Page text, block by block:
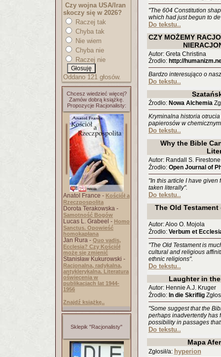
Czy wojna USA/Iran
skoczy się w 2026?
Raczej tak
Chyba tak
Nie wiem
Chyba nie
Raczej nie
Oddano 121 głosów.
Chcesz wiedzieć więcej?
Zamów dobrą książkę.
Propozycje Racjonalisty:
Anatol France - Kościół a
Rzeczpospolita
Dorota Terakowska -
Samotność Bogów
Lucas L. Grabeel - Homo
Sanctus. Opowieść
homokapłana
Jan Rura - Quo vadis,
Ecclesia? Czy Kościół
może się zmienić
Stanisław Kukurowski -
Racjonalna, radykalna,
antyklerykalna. Literatura
oświecenia w
publikacjach lat 1944-
1956
Znajdź książkę..
Sklepik "Racjonalisty"
"The 604 Constitution
which had just begun to
Do tekstu..
CZY MOŻEMY
Autor: Greta Christina
Źrodło: http://
Bardzo interesująco o
Do tekstu..
Źrodło: Nowa Alchemia
Kryminalna historia
papierosów w
Do tekstu..
Why the Bible
Autor: Randall S. Firestone
Źrodło: Open Journal of
"In this article I have
taken literally".
Do tekstu..
The Old
Autor: Aloo O. Mojola
Źrodło: Verbum et
"The Old Testament is
cultural and religious
ethnic religions".
Do tekstu..
Laughter in
Autor: Hennie A.J. Kruger
Źrodło: In die Skriflig
"Some suggest that the
perhaps inadvertently has
possibility in passages
Do tekstu..
Mapa
Zgłosił/a: hyperion